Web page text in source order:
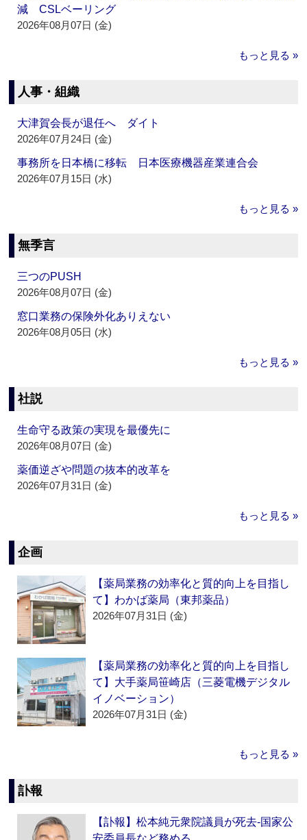
減 CSLベーリング
2026年08月07日 (金)
もっと見る »
人事・組織
大津賀会長が退任へ ダイト
2026年07月24日 (金)
事務所を日本橋に移転 日本医療機器産業連合会
2026年07月15日 (水)
もっと見る »
無季言
三つのPUSH
2026年08月07日 (金)
窓口業務の保険外化ありえない
2026年08月05日 (水)
もっと見る »
社説
生命守る政策の実現を最優先に
2026年08月07日 (金)
薬価逆ざや問題の抜本的改革を
2026年07月31日 (金)
もっと見る »
企画
【薬局業務の効率化と質的向上を目指し
て】わかば薬局（東邦薬品）
2026年07月31日 (金)
【薬局業務の効率化と質的向上を目指し
て】大手薬局笹崎店（三菱電機デジタル
イノベーション）
2026年07月31日 (金)
もっと見る »
訃報
【訃報】松本純元衆院議員が死去‐国家公